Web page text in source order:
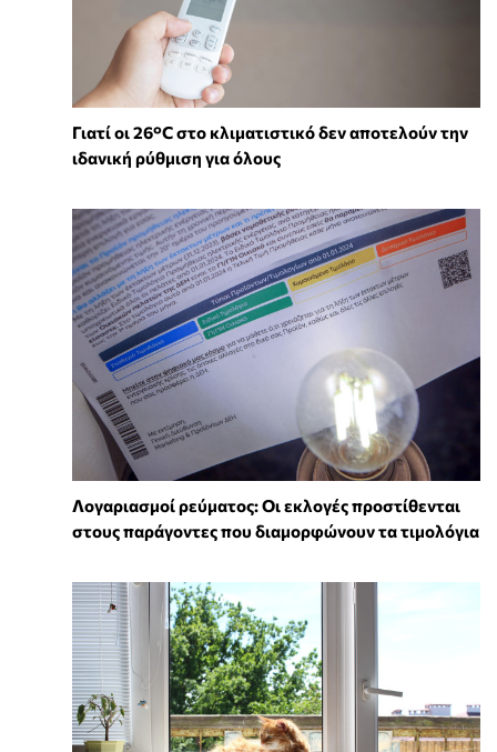
Γιατί οι 26°C στο κλιματιστικό δεν αποτελούν την
ιδανική ρύθμιση για όλους
Λογαριασμοί ρεύματος: Οι εκλογές προστίθενται
στους παράγοντες που διαμορφώνουν τα τιμολόγια